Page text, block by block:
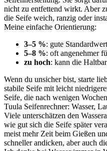
nicht zu entfettend wirkt. Aber
die Seife weich, ranzig oder
Meine einfache Orientierung:
3–5 %: gute
5–8 %: oft angenehmer
zu hoch: kann die
Wenn du unsicher bist, starte
stabile Seife mit leicht
Seife, die nach wenigen
Tuula Seifenrechner: Wasser,
Viele unterschätzen den
wie gut sich die Seife später
meist mehr Zeit beim Gießen
schneller andicken, aber auch